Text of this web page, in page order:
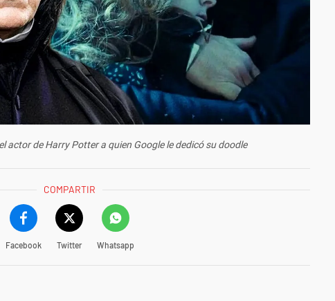
actor de Harry Potter a quien Google le dedicó su doodle
COMPARTIR
Facebook Twitter Whatsapp